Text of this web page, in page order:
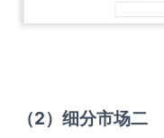
（2）细分市场二